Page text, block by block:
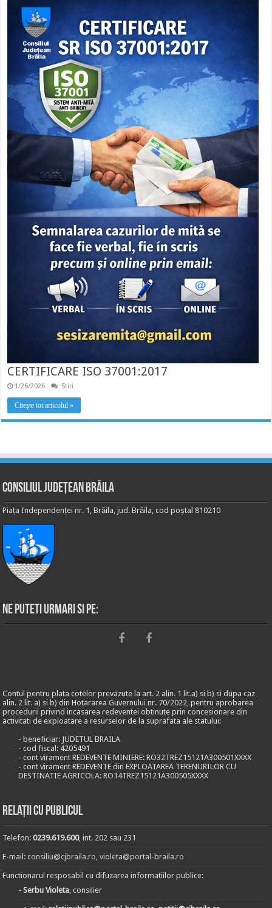
CERTIFICARE ISO 37001:2017
1/26/2026 Stiri
Citeşte tot articolul »
Consiliul Județean Brăila
Piața Independenței nr. 1, Brăila, jud. Brăila, cod poștal 810210
Ne puteti urmari si pe:
Contul pentru plata cotelor prevazute la art. 2 alin. 1 lit.a) si b) si dupa caz
alin. 2 lit. a) si b) din Hotararea Guvernului nr. 70/2022, pentru aprobarea
procedurii privind incasarea redeventei obtinute prin concesionare din
activitati de exploatare a resurselor de la suprafata ale statului:
- beneficiar: JUDETUL BRAILA
- cod fiscal: 4205491
- cont virament REDEVENTE MINIERE: RO32TREZ15121A300501XXXX
- cont virament REDEVENTE din EXPLOATAREA TERENURILOR CU
DESTINATIE AGRICOLA: RO14TREZ15121A300505XXXX
Relații cu publicul
Telefon:0239.619.600, int. 202 sau 231
E-mail:consiliu@cjbraila.ro,violeta@portal-braila.ro
Functionarul resposabil cu difuzarea informatiilor publice:
- Serbu Violeta, consilier